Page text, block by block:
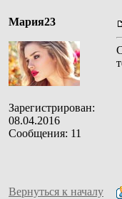
Мария23
Зарегистрирован:
08.04.2016
Сообщения: 11
Вернуться к началу